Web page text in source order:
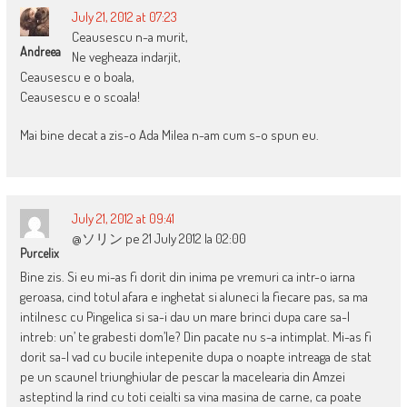
Andreea
July 21, 2012 at 07:23
Ceausescu n-a murit,
Ne vegheaza indarjit,
Ceausescu e o boala,
Ceausescu e o scoala!
Mai bine decat a zis-o Ada Milea n-am cum s-o spun eu.
Purcelix
July 21, 2012 at 09:41
@ソリン pe 21 July 2012 la 02:00
Bine zis. Si eu mi-as fi dorit din inima pe vremuri ca intr-o iarna
geroasa, cind totul afara e inghetat si aluneci la fiecare pas, sa ma
intilnesc cu Pingelica si sa-i dau un mare brinci dupa care sa-l
intreb: un’ te grabesti dom’le? Din pacate nu s-a intimplat. Mi-as fi
dorit sa-l vad cu bucile intepenite dupa o noapte intreaga de stat
pe un scaunel triunghiular de pescar la macelearia din Amzei
asteptind la rind cu toti ceialti sa vina masina de carne, ca poate